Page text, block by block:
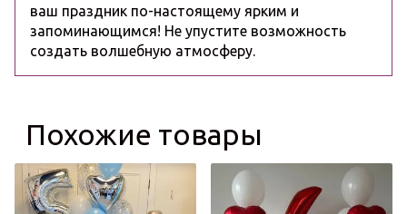
ваш праздник по-настоящему ярким и
запоминающимся! Не упустите возможность
создать волшебную атмосферу.
Похожие товары